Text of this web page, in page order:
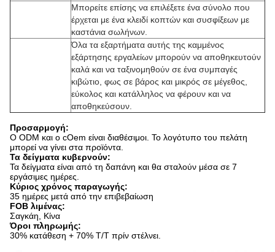
Μπορείτε επίσης να επιλέξετε ένα σύνολο που
έρχεται με ένα κλειδί κοπτών και συσφίξεων με
καστάνια σωλήνων.
Όλα τα εξαρτήματα αυτής της καμμένος
εξάρτησης εργαλείων μπορούν να αποθηκευτούν
καλά και να ταξινομηθούν σε ένα συμπαγές
κιβώτιο, φως σε βάρος και μικρός σε μέγεθος,
εύκολος και κατάλληλος να φέρουν και να
αποθηκεύσουν.
Προσαρμογή:
Ο ODM και ο cOem είναι διαθέσιμοι. Το λογότυπο του πελάτη
μπορεί να γίνει στα προϊόντα.
Τα δείγματα κυβερνούν:
Τα δείγματα είναι από τη δαπάνη και θα σταλούν μέσα σε 7
εργάσιμες ημέρες.
Κύριος χρόνος παραγωγής:
35 ημέρες μετά από την επιβεβαίωση
FOB λιμένας:
Σαγκάη, Κίνα
Όροι πληρωμής:
30% κατάθεση + 70% T/T πρίν στέλνει.